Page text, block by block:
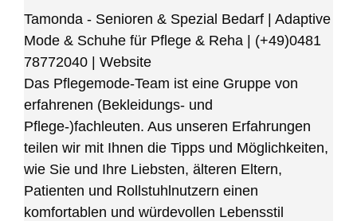
Tamonda - Senioren & Spezial Bedarf | Adaptive
Mode & Schuhe für Pflege & Reha | (+49)0481
78772040 | Website
Das Pflegemode-Team ist eine Gruppe von
erfahrenen (Bekleidungs- und
Pflege-)fachleuten. Aus unseren Erfahrungen
teilen wir mit Ihnen die Tipps und Möglichkeiten,
wie Sie und Ihre Liebsten, älteren Eltern,
Patienten und Rollstuhlnutzern einen
komfortablen und würdevollen Lebensstil